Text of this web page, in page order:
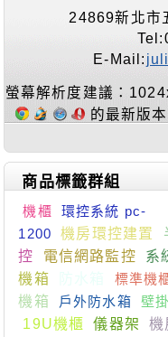
24869新北市
E-Mail:
螢幕解析度建議：
的最新版本
商品標籤群組
機櫃
環控系統 pc-
1200
機房環控建置
控
電信網路監控 系
機箱
標準機
機箱
戶外防水箱 壁
19U機櫃
儀器架 機